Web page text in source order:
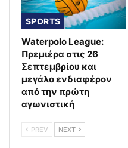
SPORTS
Waterpolo League:
Πρεμιέρα στις 26
Σεπτεμβρίου και
μεγάλο ενδιαφέρον
από την πρώτη
αγωνιστική
PREV NEXT